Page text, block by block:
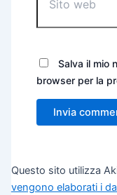
Salva il mio
browser per la
Questo sito utilizza
vengono elaborati i